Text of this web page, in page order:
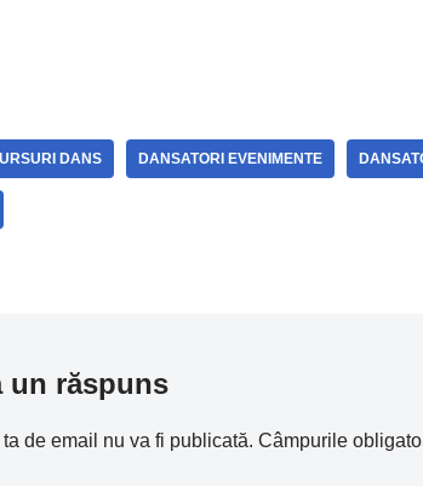
DANS DANSATORI EVENIMENTE
un răspuns
de email nu va fi publicată. Câmpurile